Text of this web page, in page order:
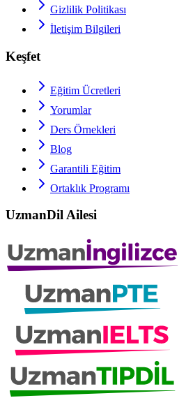
Gizlilik Politikası
İletişim Bilgileri
Keşfet
Eğitim Ücretleri
Yorumlar
Ders Örnekleri
Blog
Garantili Eğitim
Ortaklık Programı
UzmanDil Ailesi